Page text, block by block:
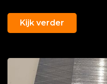
Kijk verder